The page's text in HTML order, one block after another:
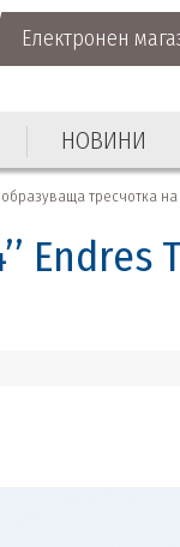
Електронен
НОВИНИ
Електронен
тресчотка на
Endres